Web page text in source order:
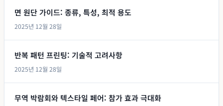
면 원단 가이드: 종류, 특성, 최적 용도
2025년 12월 28일
반복 패턴 프린팅: 기술적 고려사항
2025년 12월 28일
무역 박람회와 텍스타일 페어: 참가 효과 극대화